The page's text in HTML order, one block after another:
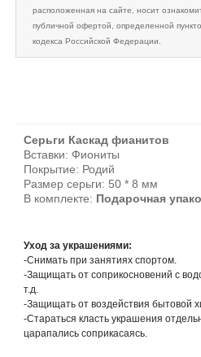
расположенная на сайте, носит
публичной офертой, определенной
кодекса Российской Федерации.
Серьги Каскад фианитов
Вставки: Фиониты
Покрытие: Родий
Размер серьги: 50 * 8 мм
В комплекте: Подарочная
Уход за украшениями:
-Снимать при занятиях спортом.
-Защищать от соприкосновений с
т.д.
-Защищать от воздействия бытовой
-Стараться класть украшения
царапались соприкасаясь.